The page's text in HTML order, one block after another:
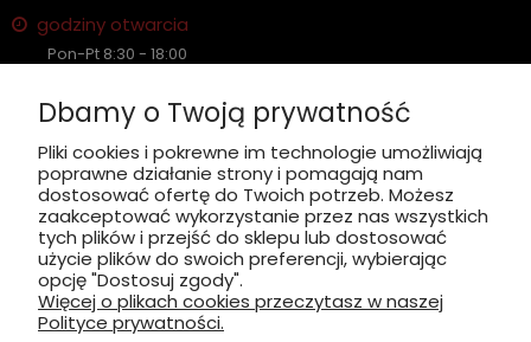
godziny otwarcia
Pon-Pt 8:30 - 18:00
Płatność: gotówka, karta, BLIK
zobacz, jak dojechać
INFORMACJE
Dbamy o Twoją prywatność
Pliki cookies i pokrewne im technologie umożliwiają
poprawne działanie strony i pomagają nam
dostosować ofertę do Twoich potrzeb. Możesz
zaakceptować wykorzystanie przez nas wszystkich
tych plików i przejść do sklepu lub dostosować
użycie plików do swoich preferencji, wybierając
opcję "Dostosuj zgody".
Więcej o plikach cookies przeczytasz w naszej
Polityce prywatności.